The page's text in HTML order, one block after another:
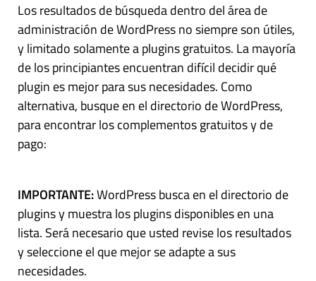
Los resultados de búsqueda dentro del área de
administración de WordPress no siempre son útiles,
y limitado solamente a plugins gratuitos. La mayoría
de los principiantes encuentran difícil decidir qué
plugin es mejor para sus necesidades. Como
alternativa, busque en el directorio de WordPress,
para encontrar los complementos gratuitos y de
pago:
IMPORTANTE:WordPress busca en el directorio de
plugins y muestra los plugins disponibles en una
lista. Será necesario que usted revise los resultados
y seleccione el que mejor se adapte a sus
necesidades.